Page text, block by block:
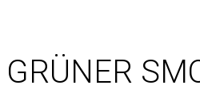
GRÜNER